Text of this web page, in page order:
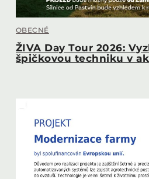
OBECNÉ
ŽIVA Day Tour 2026:
špičkovou techniku v